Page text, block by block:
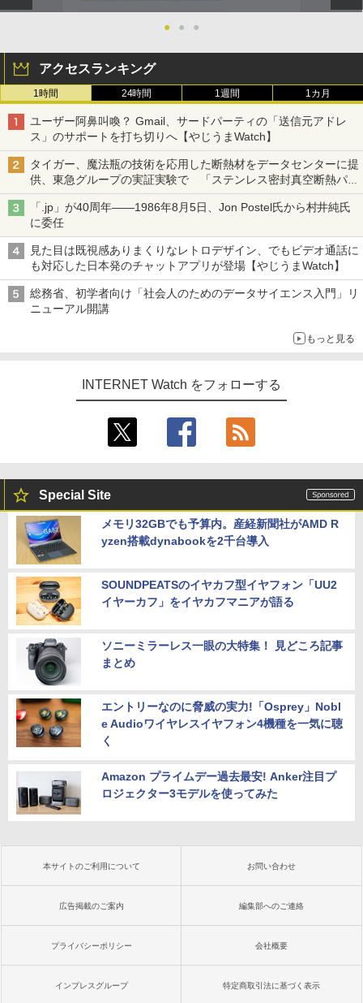
● ● ●
アクセスランキング
1時間 24時間 1週間 1カ月
ユーザー阿鼻叫喚？ Gmail、サードパーティの「送信元アドレ
ス」のサポートを打ち切りへ【やじうまWatch】
タイガー、魔法瓶の技術を応用した断熱材をデータセンターに提
供、東急グループの実証実験で 「ステンレス密封真空断熱パネ
ル TIVIP」
「.jp」が40周年――1986年8月5日、Jon Postel氏から村井純氏
に委任
見た目は既視感ありまくりなレトロデザイン、でもビデオ通話に
も対応した日本発のチャットアプリが登場【やじうまWatch】
総務省、初学者向け「社会人のためのデータサイエンス入門」リ
ニューアル開講
もっと見る
INTERNET Watch をフォローする
Special Site
メモリ32GBでも予算内。産経新聞社がAMD R
yzen搭載dynabookを2千台導入
SOUNDPEATSのイヤカフ型イヤフォン「UU2
イヤーカフ」をイヤカフマニアが語る
ソニーミラーレス一眼の大特集！ 見どころ記事
まとめ
エントリーなのに脅威の実力!「Osprey」Nobl
e Audioワイヤレスイヤフォン4機種を一気に聴
く
Amazon プライムデー過去最安! Anker注目プ
ロジェクター3モデルを使ってみた
本サイトのご利用について お問い合わせ
広告掲載のご案内 編集部へのご連絡
プライバシーポリシー 会社概要
インプレスグループ 特定商取引法に基づく表示